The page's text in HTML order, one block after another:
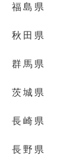
福島県
秋田県
群馬県
茨城県
長崎県
長野県